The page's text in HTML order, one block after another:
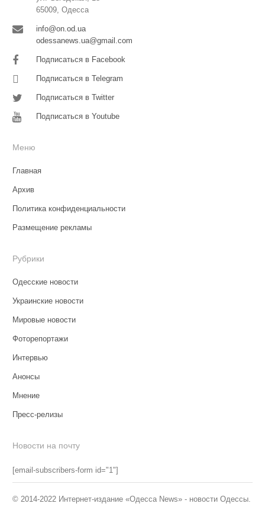
65009, Одесса
info@on.od.ua
odessanews.ua@gmail.com
Подписаться в Facebook
Подписаться в Telegram
Подписаться в Twitter
Подписаться в Youtube
Меню
Главная
Архив
Политика конфиденциальности
Размещение рекламы
Рубрики
Одесские новости
Украинские новости
Мировые новости
Фоторепортажи
Интервью
Анонсы
Мнение
Пресс-релизы
Новости на почту
[email-subscribers-form id="1"]
© 2014-2022 Интернет-издание «Одесса News» - новости Одессы.